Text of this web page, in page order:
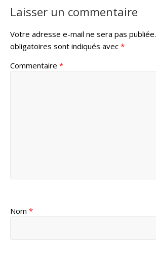
Laisser un commentaire
Votre adresse e-mail ne sera pas publiée.
obligatoires sont indiqués avec *
Commentaire *
Nom *